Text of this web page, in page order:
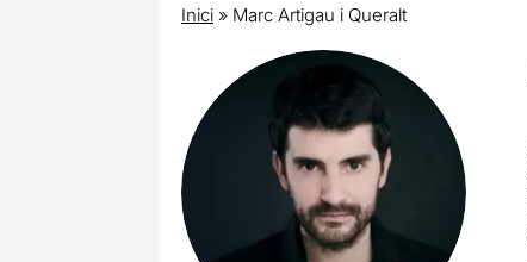
Inici» Marc Artigau i Queralt